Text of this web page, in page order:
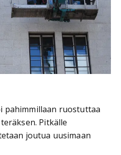
pahimmillaan ruostuttaa
Pitkälle
joutua uusimaan